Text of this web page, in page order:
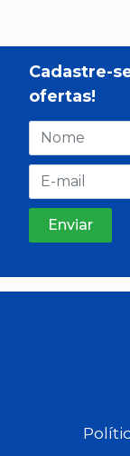
Cadastre-
ofertas!